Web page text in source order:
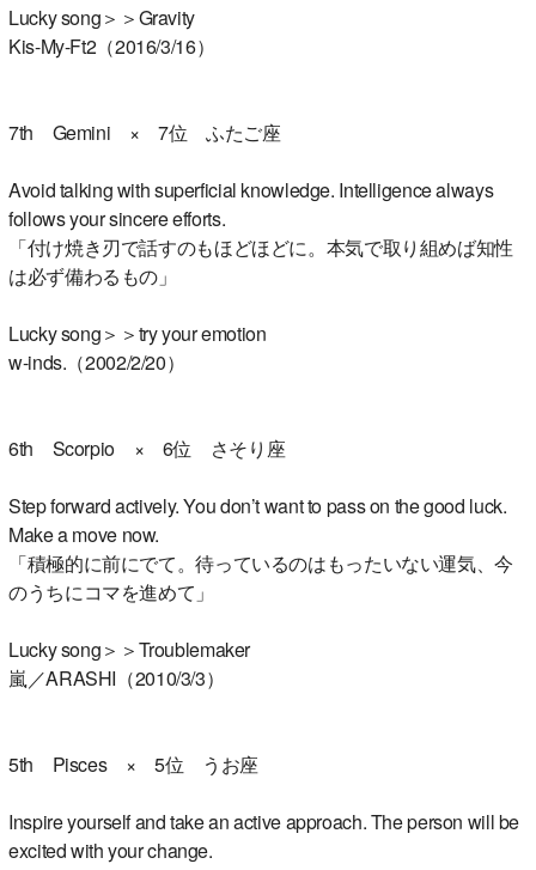
Lucky song＞＞Gravity
Kis-My-Ft2（2016/3/16）
7th Gemini × 7位 ふたご座
Avoid talking with superficial knowledge. Intelligence always
follows your sincere efforts.
「付け焼き刃で話すのもほどほどに。本気で取り組めば知性
は必ず備わるもの」
Lucky song＞＞try your emotion
w-inds.（2002/2/20）
6th Scorpio × 6位 さそり座
Step forward actively. You don’t want to pass on the good luck.
Make a move now.
「積極的に前にでて。待っているのはもったいない運気、今
のうちにコマを進めて」
Lucky song＞＞Troublemaker
嵐／ARASHI（2010/3/3）
5th Pisces × 5位 うお座
Inspire yourself and take an active approach. The person will be
excited with your change.